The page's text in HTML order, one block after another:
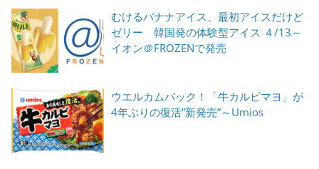
むけるバナナアイス、最初アイスだけど
ゼリー 韓国発の体験型アイス ４/13～
イオン＠FROZENで発売
ウエルカムバック！「牛カルビマヨ」が
4年ぶりの復活”新発売”～Umios